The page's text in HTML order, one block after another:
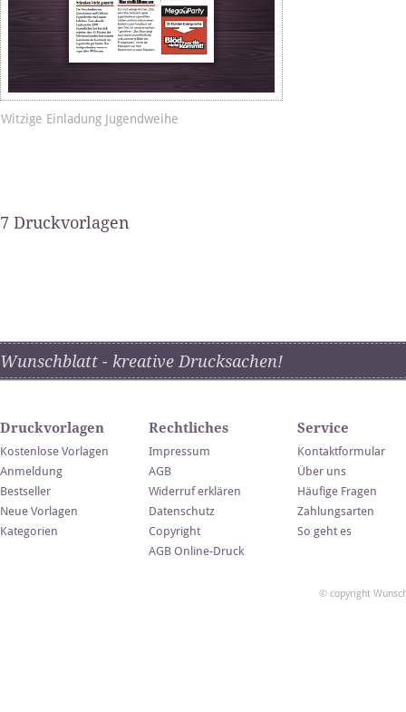
Witzige Einladung Jugendweihe
7 Druckvorlagen
Wunschblatt - kreative Drucksachen!
Druckvorlagen
Kostenlose Vorlagen
Anmeldung
Bestseller
Neue Vorlagen
Kategorien
Rechtliches
Impressum
AGB
Widerruf erklären
Datenschutz
Copyright
AGB Online-Druck
Service
Kontaktformular
Über uns
Häufige Fragen
Zahlungsarten
So geht es
© copyright